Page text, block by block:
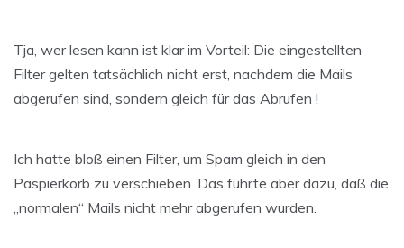
Tja, wer lesen kann ist klar im Vorteil: Die eingestellten
Filter gelten tatsächlich nicht erst, nachdem die Mails
abgerufen sind, sondern gleich für das Abrufen !
Ich hatte bloß einen Filter, um Spam gleich in den
Paspierkorb zu verschieben. Das führte aber dazu, daß die
„normalen“ Mails nicht mehr abgerufen wurden.